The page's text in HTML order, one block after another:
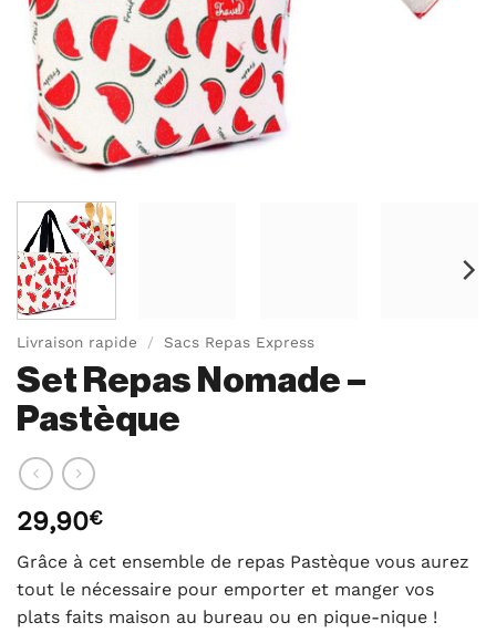
Livraison rapide / Sacs Repas Express
Set Repas Nomade –
Pastèque
29,90€
Grâce à cet ensemble de repas Pastèque vous aurez
tout le nécessaire pour emporter et manger vos
plats faits maison au bureau ou en pique-nique !